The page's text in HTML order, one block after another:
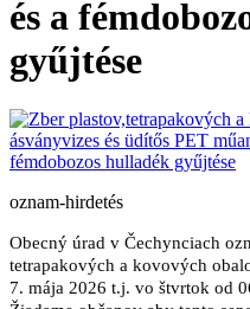
és a
gyűjtése
oznam-hirdetés
Obecný úrad v Čechynciach
tetrapakových a kovových
7. mája 2026 t.j. vo štvrtok od